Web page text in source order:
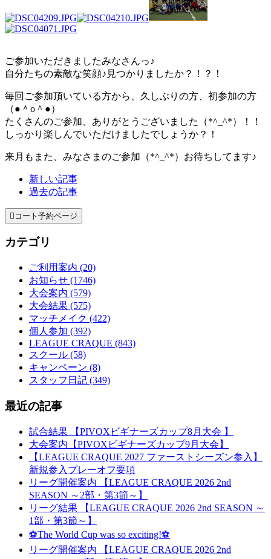
ご参加いただきましたみなさんっ♪
自分たちの素敵な笑顔♪見つかりましたか？！？！
毎回ご参加頂いている方から、久しぶりの方、初参加の方
（●＾o＾●）
たくさんのご参加、ありがとうございました（*^_^*）！！
しっかり楽しんでいただけましたでしょうか？！
来月もまた、みなさまのご参加（*^_^*）お待ちしてます♪
新しい記事
過去の記事
 コート予約ページ
カテゴリ
ご利用案内 (20)
お知らせ (1746)
大会案内 (579)
大会結果 (575)
マッチメイク (422)
個人参加 (392)
LEAGUE CRAQUE (843)
スクール (58)
キャンペーン (8)
スタッフ日記 (349)
最近の記事
試合結果 【PIVOXビギナーズカップ8月大会 】
大会案内【PIVOXビギナーズカップ9月大会】
【LEAGUE CRAQUE 2027 ファーストシーズン参入】
新規参入プレーオフ要項
リーグ開催案内 【LEAGUE CRAQUE 2026 2nd
SEASON ～2部・第3節～】
リーグ結果 【LEAGUE CRAQUE 2026 2nd SEASON ～
1部・第3節～】
⚽The World Cup was so exciting!⚽
リーグ開催案内 【LEAGUE CRAQUE 2026 2nd